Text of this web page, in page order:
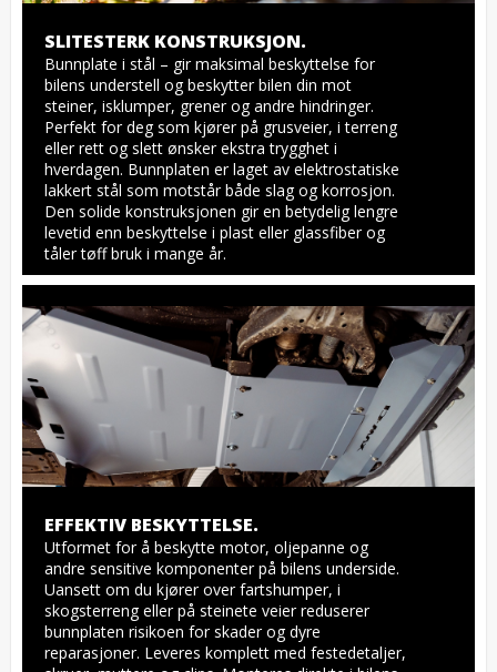
SLITESTERK KONSTRUKSJON.
Bunnplate i stål – gir maksimal beskyttelse for
bilens understell og beskytter bilen din mot
steiner, isklumper, grener og andre hindringer.
Perfekt for deg som kjører på grusveier, i terreng
eller rett og slett ønsker ekstra trygghet i
hverdagen. Bunnplaten er laget av elektrostatiske
lakkert stål som motstår både slag og korrosjon.
Den solide konstruksjonen gir en betydelig lengre
levetid enn beskyttelse i plast eller glassfiber og
tåler tøff bruk i mange år.
EFFEKTIV BESKYTTELSE.
Utformet for å beskytte motor, oljepanne og
andre sensitive komponenter på bilens underside.
Uansett om du kjører over fartshumper, i
skogsterreng eller på steinete veier reduserer
bunnplaten risikoen for skader og dyre
reparasjoner. Leveres komplett med festedetaljer,